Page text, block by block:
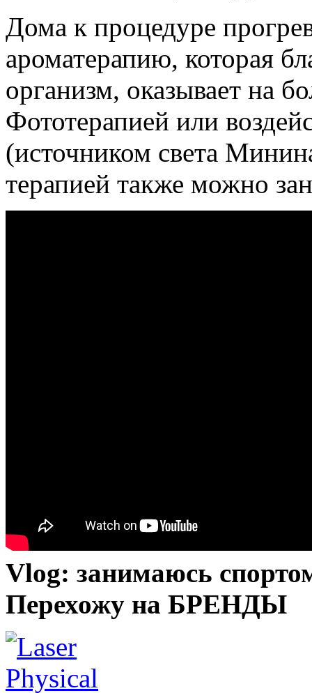
Дома к процедуре
ароматерапию, которая
организм, оказывает на
Фототерапией или
(источником света
терапией также можно
Vlog: занимаюсь
Перехожу на БРЕНДЫ